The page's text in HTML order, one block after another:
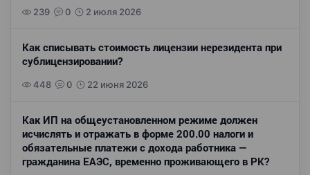
239 0 2 июля 2026
Как списывать стоимость лицензии нерезидента при
сублицензировании?
448 0 22 июня 2026
Как ИП на общеустановленном режиме должен
исчислять и отражать в форме 200.00 налоги и
обязательные платежи с дохода работника —
гражданина ЕАЭС, временно проживающего в РК?